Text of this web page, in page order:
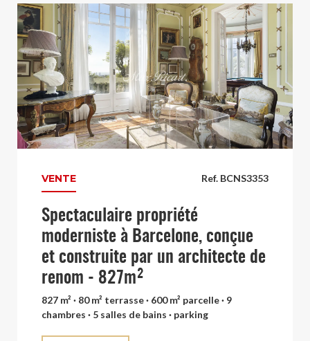
Ref. BCNS3353
VENTE
Spectaculaire propriété
moderniste à Barcelone, conçue
et construite par un architecte de
renom - 827m²
827 m² · 80 m² terrasse · 600 m² parcelle · 9
chambres · 5 salles de bains · parking